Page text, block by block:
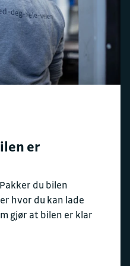
er
du bilen
hvor du kan lade
gjør at bilen er klar